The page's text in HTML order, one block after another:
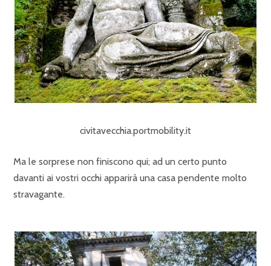
civitavecchia.portmobility.it
Ma le sorprese non finiscono qui; ad un certo punto
davanti ai vostri occhi apparirà una casa pendente molto
stravagante.